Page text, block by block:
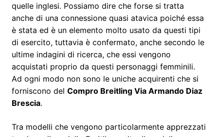
quelle inglesi. Possiamo dire che forse si tratta
anche di una connessione quasi atavica poiché essa
è stata ed è un elemento molto usato da questi tipi
di esercito, tuttavia è confermato, anche secondo le
ultime indagini di ricerca, che essi vengono
acquistati proprio da questi personaggi femminili.
Ad ogni modo non sono le uniche acquirenti che si
forniscono del Compro Breitling Via Armando Diaz
Brescia.
Tra modelli che vengono particolarmente apprezzati